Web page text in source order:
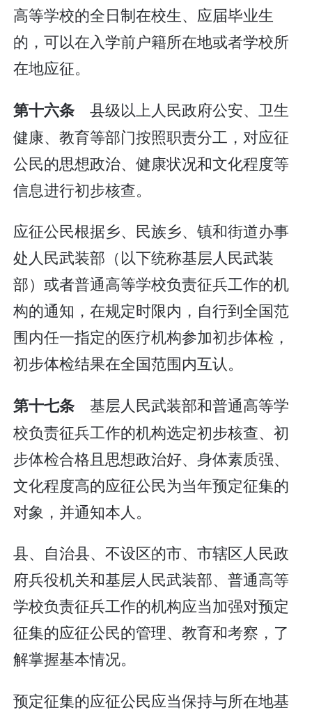
高等学校的全日制在校生、应届毕业生
的，可以在入学前户籍所在地或者学校所
在地应征。
第十六条 县级以上人民政府公安、卫生
健康、教育等部门按照职责分工，对应征
公民的思想政治、健康状况和文化程度等
信息进行初步核查。
应征公民根据乡、民族乡、镇和街道办事
处人民武装部（以下统称基层人民武装
部）或者普通高等学校负责征兵工作的机
构的通知，在规定时限内，自行到全国范
围内任一指定的医疗机构参加初步体检，
初步体检结果在全国范围内互认。
第十七条 基层人民武装部和普通高等学
校负责征兵工作的机构选定初步核查、初
步体检合格且思想政治好、身体素质强、
文化程度高的应征公民为当年预定征集的
对象，并通知本人。
县、自治县、不设区的市、市辖区人民政
府兵役机关和基层人民武装部、普通高等
学校负责征兵工作的机构应当加强对预定
征集的应征公民的管理、教育和考察，了
解掌握基本情况。
预定征集的应征公民应当保持与所在地基